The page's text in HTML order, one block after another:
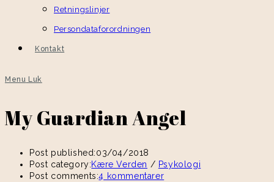
Retningslinjer
Persondataforordningen
Kontakt
Menu Luk
My Guardian Angel
Post published:03/04/2018
Post category:Kære Verden / Psykologi
Post comments:4 kommentarer